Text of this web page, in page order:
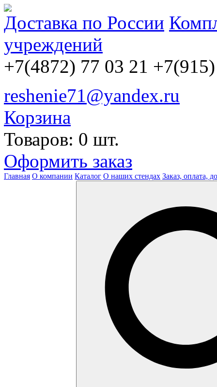
Доставка по России
учреждений
+7(4872) 77 03 21
reshenie71@yandex.ru
Корзина
Товаров: 0 шт.
Оформить заказ
Главная О компании Каталог О наших стендах Заказ, оплата,